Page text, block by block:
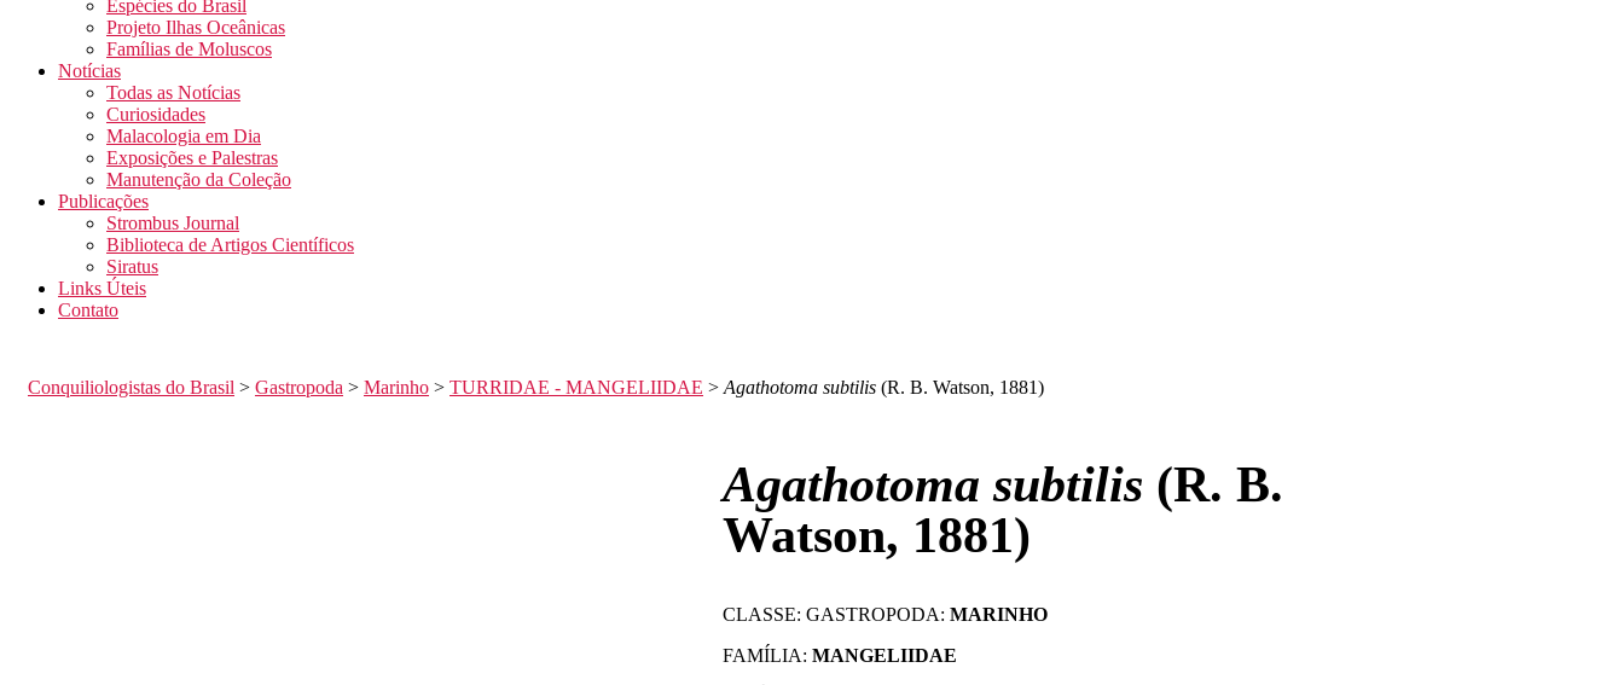
Espécies do Brasil
Projeto Ilhas Oceânicas
Famílias de Moluscos
Notícias
Todas as Notícias
Curiosidades
Malacologia em Dia
Exposições e Palestras
Manutenção da Coleção
Publicações
Strombus Journal
Biblioteca de Artigos Científicos
Siratus
Links Úteis
Contato
Conquiliologistas do Brasil > Gastropoda > Marinho > TURRIDAE - MANGELIIDAE > Agathotoma subtilis (R. B. Watson, 1881)
Agathotoma subtilis (R. B.
Watson, 1881)
CLASSE: GASTROPODA: MARINHO
FAMÍLIA: MANGELIIDAE